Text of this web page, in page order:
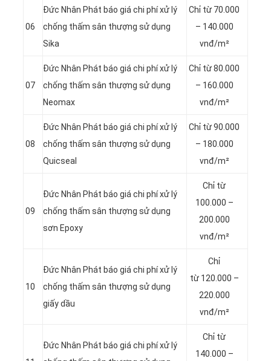
06
Đức Nhân Phát báo giá chi phí xử lý
chống thấm sân thượng sử dụng
Sika
Chỉ từ 70.000
– 140.000
vnđ/m²
07
Đức Nhân Phát báo giá chi phí xử lý
chống thấm sân thượng sử dụng
Neomax
Chỉ từ 80.000
– 160.000
vnđ/m²
08
Đức Nhân Phát báo giá chi phí xử lý
chống thấm sân thượng sử dụng
Quicseal
Chỉ từ 90.000
– 180.000
vnđ/m²
09
Đức Nhân Phát báo giá chi phí xử lý
chống thấm sân thượng sử dụng
sơn Epoxy
Chỉ từ
100.000 –
200.000
vnđ/m²
10
Đức Nhân Phát báo giá chi phí xử lý
chống thấm sân thượng sử dụng
giấy dầu
Chỉ
từ 120.000 –
220.000
vnđ/m²
Đức Nhân Phát báo giá chi phí xử lý
Chỉ từ
140.000 –